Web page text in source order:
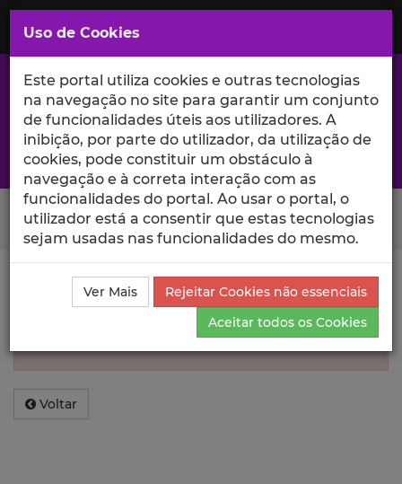
Saltar
para
Conteúdo
Principal
A excelência da investigação e ciência no Iscte
Search Button
Informação inválida
Não foi encontrada informação sobre esse
Voltar
Uso de Cookies
Este portal utiliza cookies e outras tecnologias
na navegação no site para garantir um conjunto
de funcionalidades úteis aos utilizadores. A
inibição, por parte do utilizador, da utilização de
cookies, pode constituir um obstáculo à
navegação e à correta interação com as
funcionalidades do portal. Ao usar o portal, o
utilizador está a consentir que estas tecnologias
sejam usadas nas funcionalidades do mesmo.
Ver Mais
Rejeitar Cookies não essenciais
Aceitar todos os Cookies